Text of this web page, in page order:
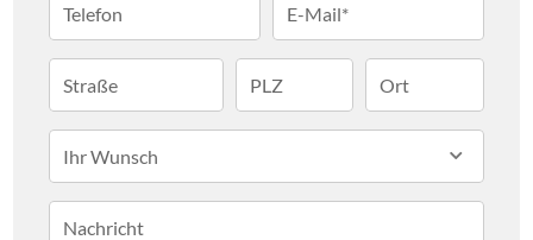
Bedarf und Nutzungskonzept.
Dank der vorhandenen Schwerlastregale,
einem überdachten Abladebereich mit
Telefon E-Mail*
Straße PLZ Ort
Ihr Wunsch
Nachricht